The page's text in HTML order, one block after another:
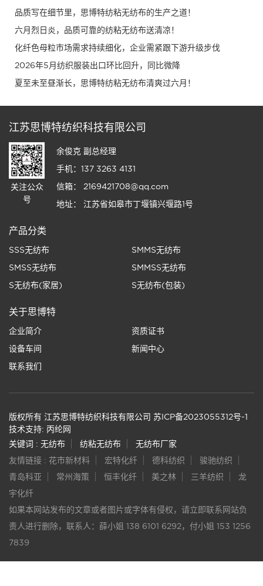
品质写在细节里，思博特纺粘无纺布的生产之道！
六月烈日炎，品质可靠的纺粘无纺布送清凉！
化纤色母粒市场需求持续细化，企业需紧跟下游升级步伐
2026年5月纺织服装出口环比回升，同比微降
夏至未至昼渐长，思博特纺粘无纺布清爽过六月！
江苏思博特纺织科技有限公司
关注公众
号
余俊克 副总经理
手机：137 3263 4131
信箱： 2169421708@qq.com
地址： 江苏省如皋市丁堰镇兴堰路1号
产品分类
SSS无纺布
SMMS无纺布
SMSS无纺布
SMMSS无纺布
S无纺布(家居)
S无纺布(包装)
关于思博特
企业简介
资质证书
设备车间
新闻中心
联系我们
版权所有 江苏思博特纺织科技有限公司 苏ICP备2023055312号-1
技术支持: 丙纶网
关键词 : 无纺布 纺粘无纺布
无纺布厂家
友情链接 : 花市新材料 宏特化纤 德科纺织
骏驰纺织
青岛科亚
常州海策 恒丰化纤 美之林 三羊纺织
龙
宇化纤
如果本网站发布的文章或者图片或字体有侵权，请立即联系网站负
责人进行删除，联系人：薛小姐 138 6101 6292，付小姐 153 1256
7839